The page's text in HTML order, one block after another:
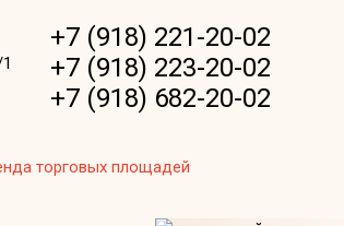
+7 (918) 221-20-02
+7 (918) 223-20-02
+7 (918) 682-20-02
торговых площадей